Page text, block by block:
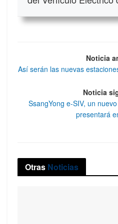
Noticia
Así serán las nuevas
Noticia
SsangYong e-SIV, un
presentará
Otras Noticias